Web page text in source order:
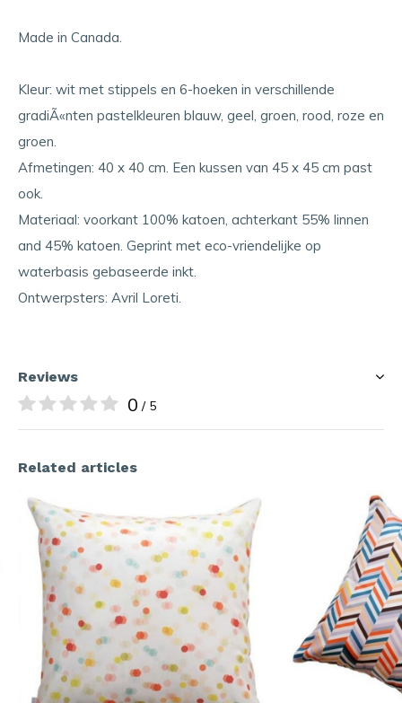
Made in Canada.
Kleur: wit met stippels en 6-hoeken in verschillende
gradiÃ«nten pastelkleuren blauw, geel, groen, rood, roze en
groen.
Afmetingen: 40 x 40 cm. Een kussen van 45 x 45 cm past
ook.
Materiaal: voorkant 100% katoen, achterkant 55% linnen
and 45% katoen. Geprint met eco-vriendelijke op
waterbasis gebaseerde inkt.
Ontwerpsters: Avril Loreti.
Reviews
0 / 5
Related articles